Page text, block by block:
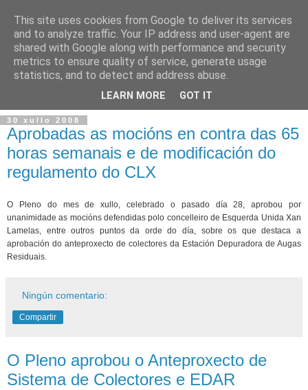
30 xullo 2008
Aprobadas as mocións en contra das 65
horas semanais e de modificación do
regulamento do CLX
O Pleno do mes de xullo, celebrado o pasado día 28, aprobou por
unanimidade as mocións defendidas polo concelleiro de Esquerda Unida Xan
Lamelas, entre outros puntos da orde do día, sobre os que destaca a
aprobación do anteproxecto de colectores da Estación Depuradora de Augas
Residuais.
Ningún comentario:
Compartir
O Pleno aprobou o Anteproxecto de
Sistema de Colectores e EDAR
This site uses cookies from Google to deliver its services
and to analyze traffic. Your IP address and user-agent are
shared with Google along with performance and security
metrics to ensure quality of service, generate usage
statistics, and to detect and address abuse.
LEARN MORE GOT IT